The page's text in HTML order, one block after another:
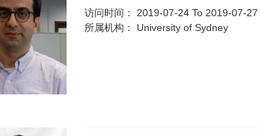
访问时间：
2019-07-24 To 2019-07-27
所属机构：
University of Sydney